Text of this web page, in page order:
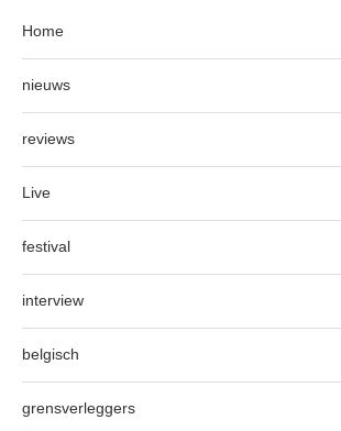
Home
nieuws
reviews
Live
festival
interview
belgisch
grensverleggers